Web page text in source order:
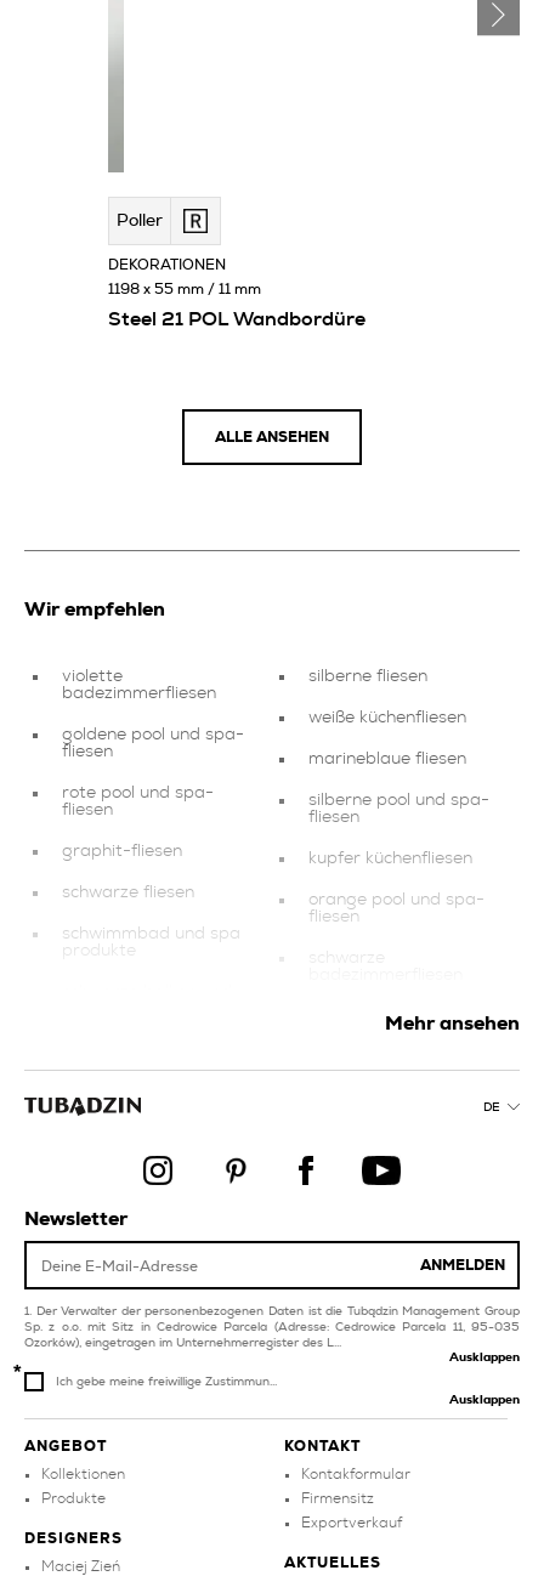
Poller
Steel 21 POL Wandbordüre
DEKORATIONEN
1198 x 55 mm / 11 mm
ALLE ANSEHEN
Wir empfehlen
violette
badezimmerfliesen
goldene pool und spa-
fliesen
rote pool und spa-
fliesen
graphit-fliesen
schwarze fliesen
schwimmbad und spa
produkte
terrassenfliesen
orange
wandfliesen
weiße pool und spa-
fliesen
silberne fliesen
weiße küchenfliesen
marineblaue fliesen
silberne pool und spa-
fliesen
kupfer küchenfliesen
orange pool und spa-
fliesen
schwarze
badezimmerfliesen
gelbe pool und spa-
produkte
graue fliesen für wohn
und schlafzimmer
Mehr ansehen
DE
ANGEBOT
Kollektionen
Produkte
DESIGNERS
Maciej Zień
KONTAKT
Kontakformular
Firmensitz
Exportverkauf
AKTUELLES
Newsletter
ANMELDEN
Der Verwalter der personenbezogenen Daten ist die Tubądzin Management Group
Sp. z o.o. mit Sitz in Cedrowice Parcela (Adresse: Cedrowice Parcela 11, 95-035
Ozorków), eingetragen im Unternehmerregister des L...
Ausklappen
Ich gebe meine freiwillige Zustimmun...
Ausklappen